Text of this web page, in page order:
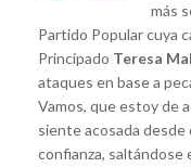
más
Partido Popular cuya
Principado Teresa
ataques en base a
Vamos, que estoy de
siente acosada desde
confianza, saltándose